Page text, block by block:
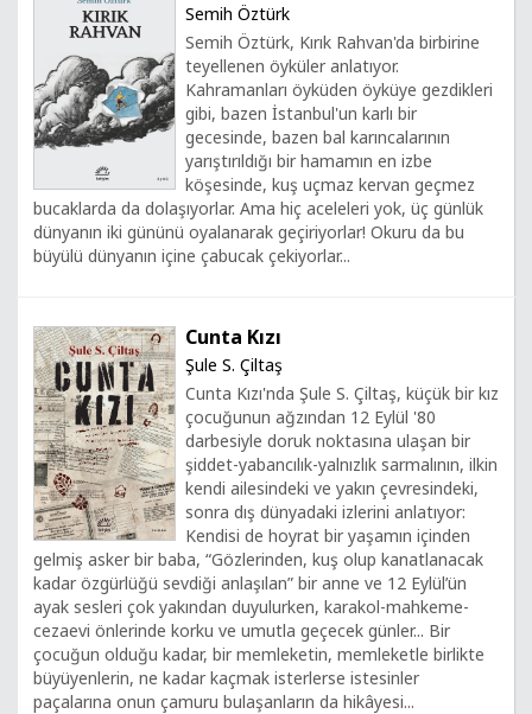
Semih Öztürk
Semih Öztürk, Kırık Rahvan'da birbirine
teyellenen öyküler anlatıyor.
Kahramanları öyküden öyküye gezdikleri
gibi, bazen İstanbul'un karlı bir
gecesinde, bazen bal karıncalarının
yarıştırıldığı bir hamamın en izbe
köşesinde, kuş uçmaz kervan geçmez
bucaklarda da dolaşıyorlar. Ama hiç aceleleri yok, üç günlük
dünyanın iki gününü oyalanarak geçiriyorlar! Okuru da bu
büyülü dünyanın içine çabucak çekiyorlar...
Cunta Kızı
Şule S. Çiltaş
Cunta Kızı'nda Şule S. Çiltaş, küçük bir kız
çocuğunun ağzından 12 Eylül '80
darbesiyle doruk noktasına ulaşan bir
şiddet-yabancılık-yalnızlık sarmalının, ilkin
kendi ailesindeki ve yakın çevresindeki,
sonra dış dünyadaki izlerini anlatıyor:
Kendisi de hoyrat bir yaşamın içinden
gelmiş asker bir baba, “Gözlerinden, kuş olup kanatlanacak
kadar özgürlüğü sevdiği anlaşılan” bir anne ve 12 Eylül’ün
ayak sesleri çok yakından duyulurken, karakol-mahkeme-
cezaevi önlerinde korku ve umutla geçecek günler... Bir
çocuğun olduğu kadar, bir memleketin, memleketle birlikte
büyüyenlerin, ne kadar kaçmak isterlerse istesinler
paçalarına onun çamuru bulaşanların da hikâyesi...